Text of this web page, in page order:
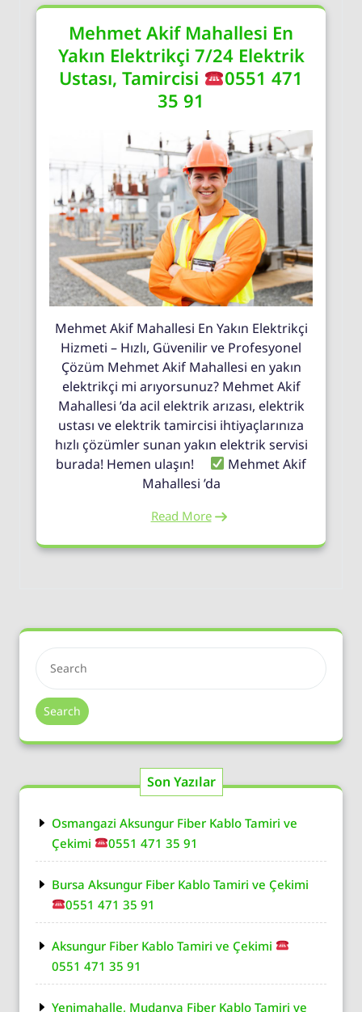
Mehmet Akif Mahallesi En
Yakın Elektrikçi 7/24 Elektrik
Ustası, Tamircisi
0551 471
35 91
Mehmet Akif Mahallesi En Yakın Elektrikçi
Hizmeti – Hızlı, Güvenilir ve Profesyonel
Çözüm Mehmet Akif Mahallesi en yakın
elektrikçi mi arıyorsunuz? Mehmet Akif
Mahallesi ’da acil elektrik arızası, elektrik
ustası ve elektrik tamircisi ihtiyaçlarınıza
hızlı çözümler sunan yakın elektrik servisi
burada! Hemen ulaşın!
Mehmet Akif
Mahallesi ’da
Read More
Search
Son Yazılar
Osmangazi Aksungur Fiber Kablo Tamiri ve
Çekimi
0551 471 35 91
Bursa Aksungur Fiber Kablo Tamiri ve Çekimi
0551 471 35 91
Aksungur Fiber Kablo Tamiri ve Çekimi
0551 471 35 91
Yenimahalle, Mudanya Fiber Kablo Tamiri ve